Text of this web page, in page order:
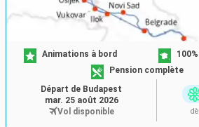
Animations à bord
Pension complète
Départ de Budapest
mar. 25 août 2026
Vol disponible